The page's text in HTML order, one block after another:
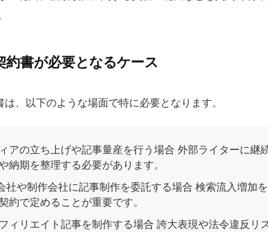
約書が必要となるケース
は、以下のような場面で特に必要となります。
アの立ち上げや記事量産を行う場合 外部ライターに継
納期を整理する必要があります。
社や制作会社に記事制作を委託する場合 検索流入増加
約で定めることが重要です。
ィリエイト記事を制作する場合 誇大表現や法令違反リ